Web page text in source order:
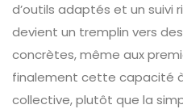
d’outils adaptés et un suivi
devient un tremplin vers
concrètes, même aux
finalement cette capacité
collective, plutôt que la